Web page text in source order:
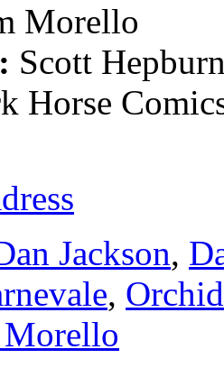
Morello
Scott
Horse
Jackson,
, Orchid